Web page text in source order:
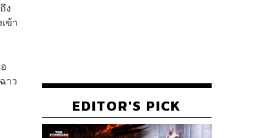
ง
ข้า
าว
EDITOR'S PICK